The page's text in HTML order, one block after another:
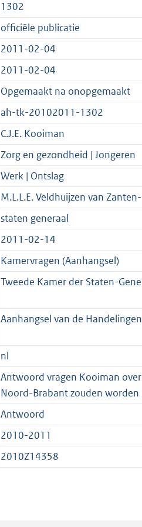
s
g
r
o
o
t
t
e
:
2
K
b
d
g
o
o
t
t
e
:
2
K
b
1302
officiële publicatie
2011-02-04
2011-02-04
Opgemaakt na onopgemaakt
ah-tk-20102011-1302
C.J.E. Kooiman
Zorg en gezondheid | Jongeren
Werk | Ontslag
M.L.L.E. Veldhuijzen van
staten generaal
2011-02-14
Kamervragen (Aanhangsel)
Tweede Kamer der Staten-
Aanhangsel van de Handelingen
nl
Antwoord vragen Kooiman
Noord-Brabant zouden worden
Antwoord
2010-2011
2010Z14358